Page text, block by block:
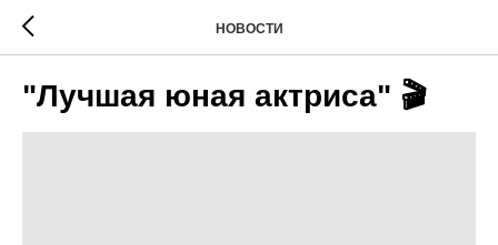
НОВОСТИ
"Лучшая юная актриса" 🎬